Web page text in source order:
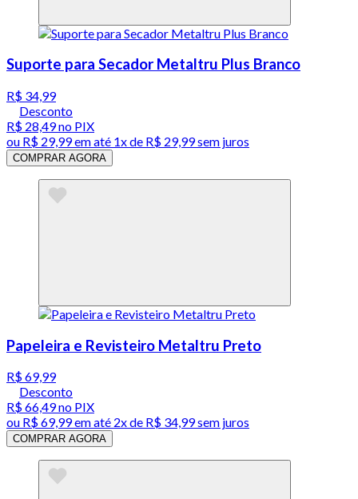
Suporte para Secador Metaltru Plus Branco
R$ 34,99
Desconto
R$ 28,49no PIX
ou R$ 29,99em até 1x de R$ 29,99sem juros
COMPRAR AGORA
Papeleira e Revisteiro Metaltru Preto
R$ 69,99
Desconto
R$ 66,49no PIX
ou R$ 69,99em até 2x de R$ 34,99 sem juros
COMPRAR AGORA